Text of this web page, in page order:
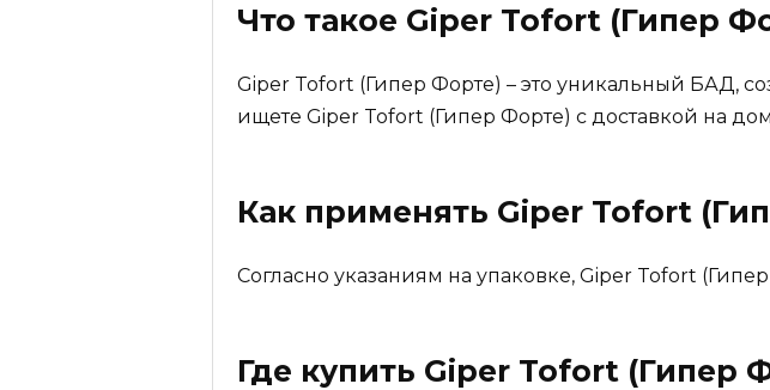
Что такое Giper Tofort (Гипер
Giper Tofort (Гипер Форте) – это уникальный БАД,
ищете Giper Tofort (Гипер Форте) с доставкой на
Как применять Giper Tofort
Согласно указаниям на упаковке, Giper Tofort
Где купить Giper Tofort (Гипер